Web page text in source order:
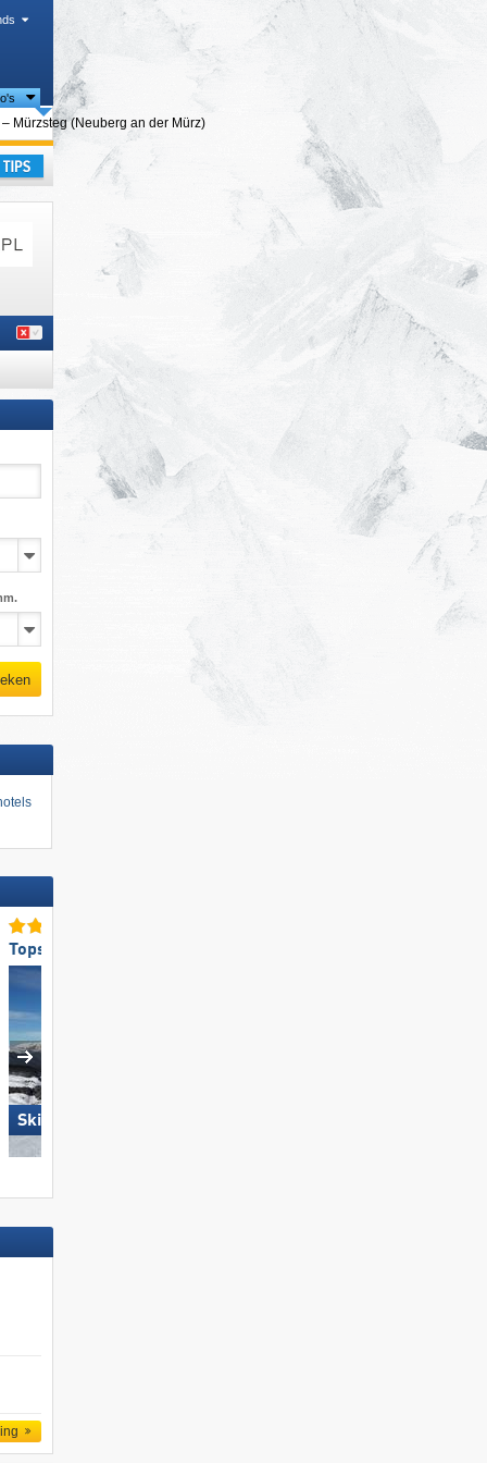
Mürzsteg (Neuberg an der Mürz)
,
Topsneeuwzekerheid
Skiregion Hochoetz